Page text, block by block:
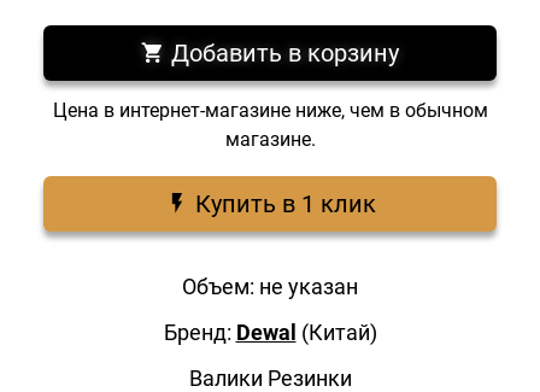
Добавить в корзину
Цена в интернет-магазине ниже, чем в обычном
магазине.
Купить в 1 клик
Объем: не указан
Бренд: Dewal (Китай)
Валики Резинки